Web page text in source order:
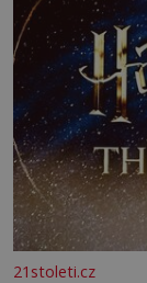
21stoleti.cz